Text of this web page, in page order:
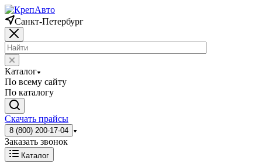
Санкт-Петербург
Каталог
По всему сайту
По каталогу
Скачать прайсы
8 (800) 200-17-04
Заказать звонок
Каталог